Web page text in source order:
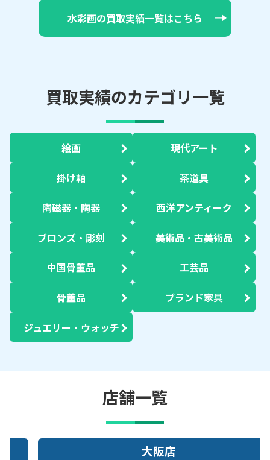
水彩画の買取実績一覧はこちら
買取実績のカテゴリ一覧
絵画 現代アート
掛け軸 茶道具
陶磁器・陶器 西洋アンティーク
ブロンズ・彫刻 美術品・古美術品
中国骨董品 工芸品
骨董品 ブランド家具
ジュエリー・ウォッチ
店舗一覧
大阪店